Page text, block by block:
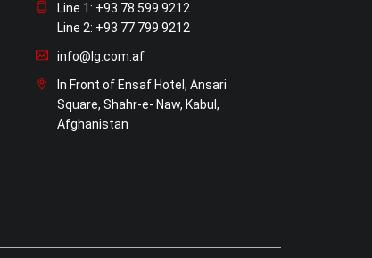
Line 1: +93 78 599 9212
Line 2: +93 77 799 9212
info@lg.com.af
In Front of Ensaf Hotel, Ansari
Square, Shahr-e- Naw, Kabul,
Afghanistan